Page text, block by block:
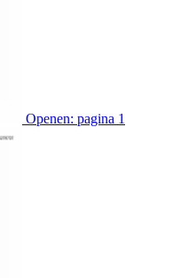
Openen: pagina 1